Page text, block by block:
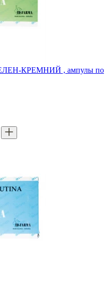
КРЕМНИЙ , ампулы по